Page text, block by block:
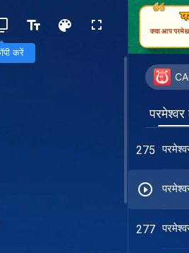
271
वचन
272
अंत के
देने के
274 तरह
275
277